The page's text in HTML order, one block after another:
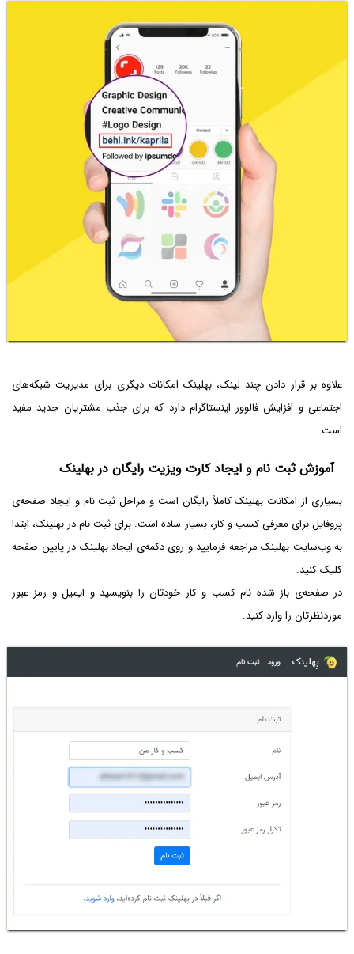
علاوه بر قرار دادن چند لینک، بهلینک امکانات دیگری برای مدیریت شبکه‌های
اجتماعی و افزایش فالوور اینستاگرام دارد که برای جذب مشتریان جدید مفید
است.
آموزش ثبت نام و ایجاد کارت ویزیت رایگان در بهلینک
بسیاری از امکانات بهلینک کاملاً رایگان است و مراحل ثبت نام و ایجاد صفحه‌ی
پروفایل برای معرفی کسب و کار، بسیار ساده است. برای ثبت نام در بهلینک، ابتدا
به وب‌سایت بهلینک مراجعه فرمایید و روی دکمه‌ی ایجاد بهلینک در پایین صفحه
کلیک کنید.
در صفحه‌ی باز شده نام کسب و کار خودتان را بنویسید و ایمیل و رمز عبور
موردنظرتان را وارد کنید.